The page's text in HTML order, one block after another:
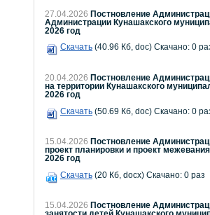
27.04.2026 Постновление
Администрации Кунашакского
2026 год
Скачать (40.96 Кб, doc) Скачано: 0
20.04.2026 Постновление
на территории Кунашакского
2026 год
Скачать (50.69 Кб, doc) Скачано: 0
15.04.2026 Постновление
проект планировки и проект
2026 год
Скачать (20 Кб, docx) Скачано: 0 раз
15.04.2026 Постновление